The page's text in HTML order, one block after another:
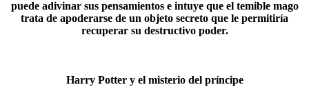
puede adivinar sus pensamientos e intuye que el temible mago
trata de apoderarse de un objeto secreto que le permitiría
recuperar su destructivo poder.​
Harry Potter y el misterio del príncipe